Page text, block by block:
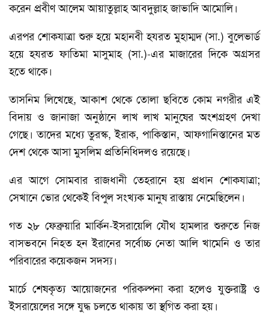
করেন প্রবীণ আলেম আয়াতুল্লাহ আবদুল্লাহ জাভাদি আমোলি।
এরপর শোকযাত্রা শুরু হয়ে মহানবী হযরত মুহাম্মদ (সা.) বুলেভার্ড
হয়ে হযরত ফাতিমা মাসুমাহ (সা.)-এর মাজারের দিকে অগ্রসর
হতে থাকে।
তাসনিম লিখেছে, আকাশ থেকে তোলা ছবিতে কোম নগরীর এই
বিদায় ও জানাজা অনুষ্ঠানে লাখ লাখ মানুষের অংশগ্রহণ দেখা
গেছে। তাদের মধ্যে তুরস্ক, ইরাক, পাকিস্তান, আফগানিস্তানের মত
দেশ থেকে আসা মুসলিম প্রতিনিধিদলও রয়েছে।
এর আগে সোমবার রাজধানী তেহরানে হয় প্রধান শোকযাত্রা;
সেখানে ভোর থেকেই বিপুল সংখ্যক মানুষ রাস্তায় নেমেছিলেন।
গত ২৮ ফেব্রুয়ারি মার্কিন-ইসরায়েলি যৌথ হামলার শুরুতে নিজ
বাসভবনে নিহত হন ইরানের সর্বোচ্চ নেতা আলি খামেনি ও তার
পরিবারের কয়েকজন সদস্য।
মার্চে শেষকৃত্য আয়োজনের পরিকল্পনা করা হলেও যুক্তরাষ্ট্র ও
ইসরায়েলের সঙ্গে যুদ্ধ চলতে থাকায় তা স্থগিত করা হয়।